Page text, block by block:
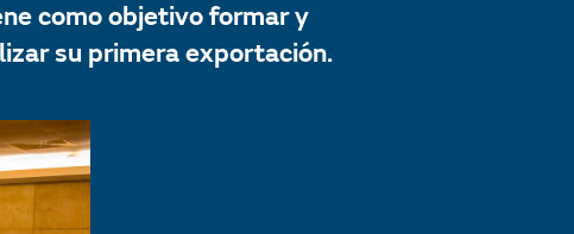
como objetivo formar y
su primera exportación.